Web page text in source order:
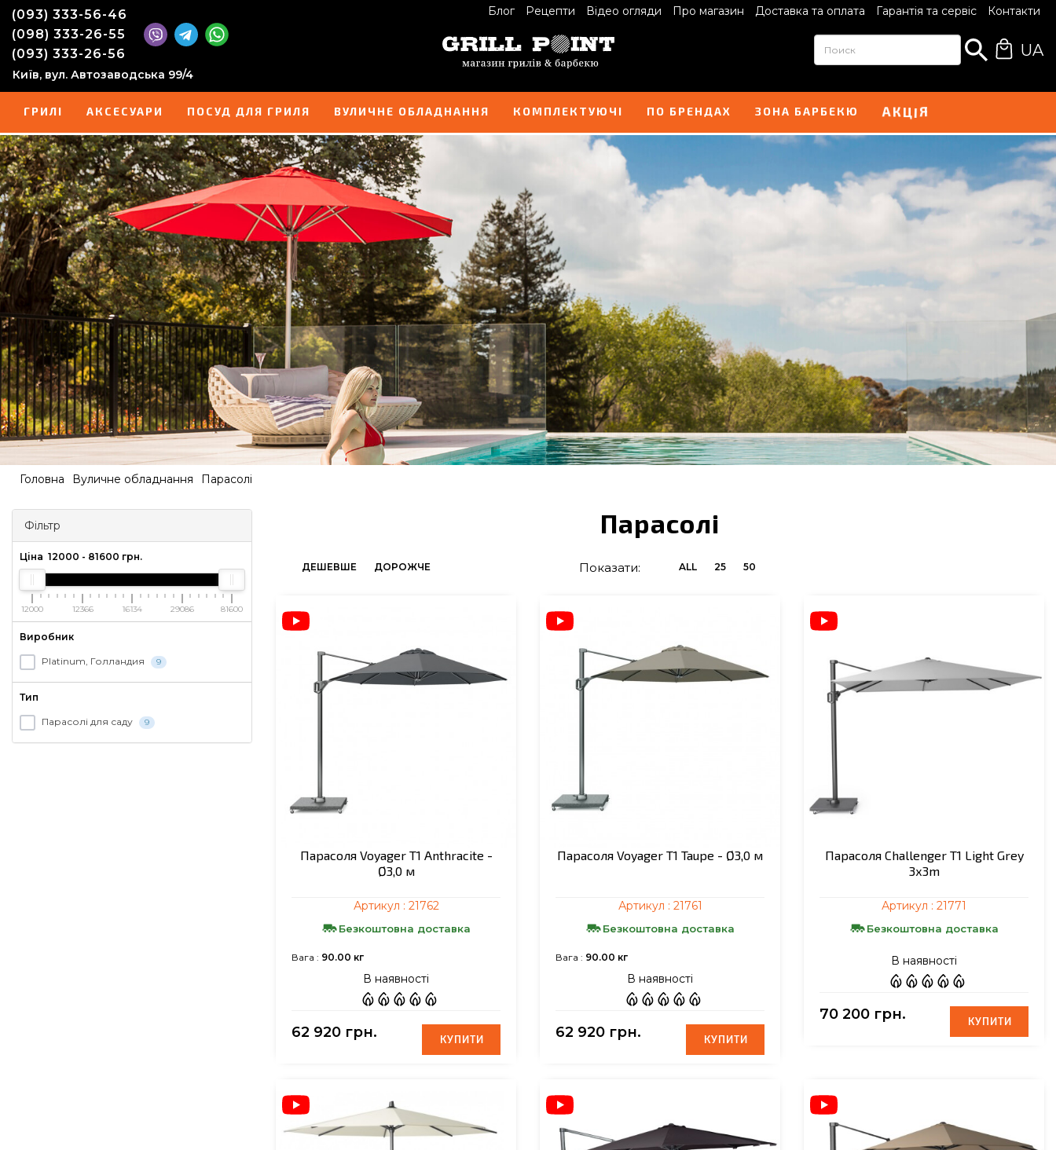
Блог Рецепти Відео огляди Про магазин Доставка та оплата Гарантія та сервіс Контакти
(093) 333-56-46
(098) 333-26-55
(093) 333-26-56
Київ, вул. Автозаводська 99/4
UA
ГРИЛІ АКСЕСУАРИ ПОСУД ДЛЯ ГРИЛЯ ВУЛИЧНЕ ОБЛАДНАННЯ КОМПЛЕКТУЮЧІ ПО БРЕНДАХ ЗОНА БАРБЕКЮ АКЦІЯ
Головна Вуличне обладнання Парасолі
Фільтр
Ціна 12000 - 81600 грн.
12000 12366 16134 29086 81600
Виробник
Platinum, Голландия 9
Тип
Парасолі для саду 9
Парасолі
ДЕШЕВШЕ ДОРОЖЧЕ Показати: ALL 25 50
Парасоля Voyager T1 Anthracite -
Ø3,0 м
Артикул : 21762
Безкоштовна доставка
Вага : 90.00 кг
В наявності
62 920 грн. КУПИТИ
КУПИТИ
Парасоля Voyager T1 Taupe - Ø3,0 м
Артикул : 21761
Безкоштовна доставка
Вага : 90.00 кг
В наявності
62 920 грн. КУПИТИ
КУПИТИ
Парасоля Challenger T1 Light Grey
3х3m
Артикул : 21771
Безкоштовна доставка
В наявності
70 200 грн. КУПИТИ
КУПИТИ